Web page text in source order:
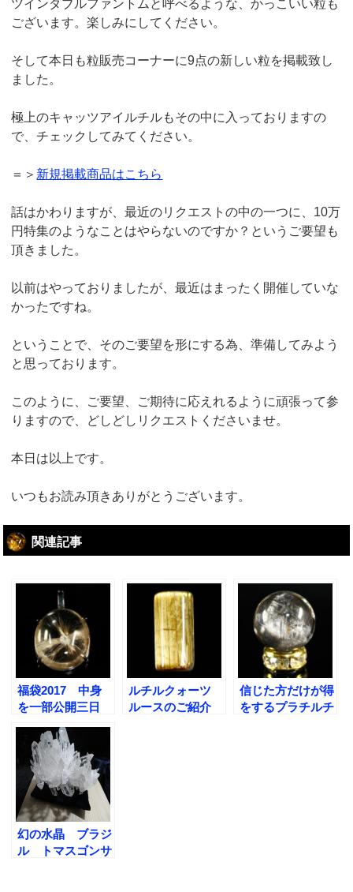
ツインダブルファントムと呼べるような、かっこいい粒も
ございます。楽しみにしてください。
そして本日も粒販売コーナーに9点の新しい粒を掲載致し
ました。
極上のキャッツアイルチルもその中に入っておりますの
で、チェックしてみてください。
＝＞ 新規掲載商品はこちら
話はかわりますが、最近のリクエストの中の一つに、10万
円特集のようなことはやらないのですか？というご要望も
頂きました。
以前はやっておりましたが、最近はまったく開催していな
かったですね。
ということで、そのご要望を形にする為、準備してみよう
と思っております。
このように、ご要望、ご期待に応えれるように頑張って参
りますので、どしどしリクエストくださいませ。
本日は以上です。
いつもお読み頂きありがとうございます。
関連記事
福袋2017 中身
を一部公開三日
目！
ルチルクォーツ
ルースのご紹介
信じた方だけが得
をするプラチルチ
幻の水晶 ブラジ
ル トマスゴンサ